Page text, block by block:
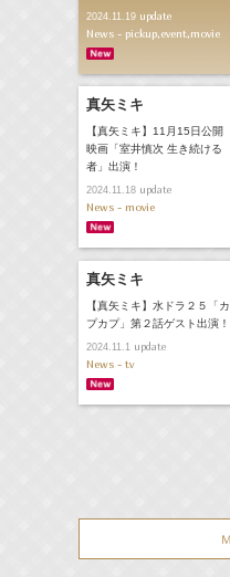
2024.11.19update
News - pickup,event,movie
真矢ミキ
【真矢ミキ】11月15日公開
映画「室井慎次 生き続ける
者」出演！
2024.11.18update
News - movie
真矢ミキ
【真矢ミキ】水ドラ２５「カ
プカプ」第２話ゲスト出演！
2024.11.1update
News - tv